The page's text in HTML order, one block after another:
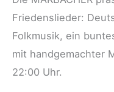
Friedenslieder:
Folkmusik, ein
mit handgemachter
22:00 Uhr.